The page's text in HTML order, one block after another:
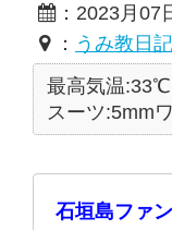
：2023月
： うみ教日
最高気温:33℃
スーツ:5mm
石垣島ファ